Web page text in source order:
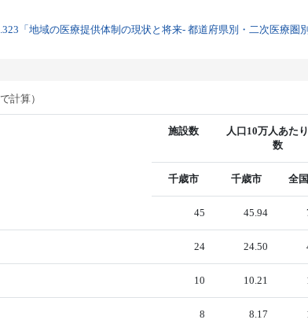
「地域の医療提供体制の現状と将来- 都道府県別・二次医療圏
計算）
施設数
人口10万人あた
数
千歳市 千歳市 全
45 45.94
24 24.50
10 10.21
8 8.17